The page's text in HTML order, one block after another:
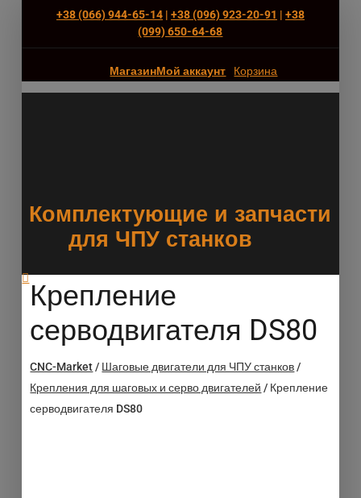
+38 (066) 944-65-14| +38 (096) 923-20-91 | +38
(‎099) 650-64-68
МагазинМой аккаунт Корзина
Комплектующие и запчасти
для ЧПУ станков
Крепление
серводвигателя DS80
CNC-Market/ Шаговые двигатели для ЧПУ станков/
Крепления для шаговых и серво двигателей / Крепление
серводвигателя DS80